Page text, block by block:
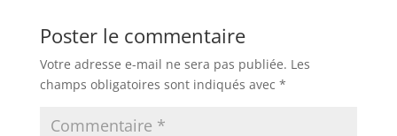
Poster le commentaire
Votre adresse e-mail ne sera pas publiée. Les
champs obligatoires sont indiqués avec *